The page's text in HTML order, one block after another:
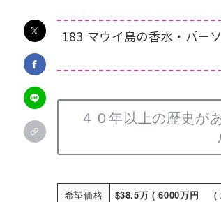
183 マウイ島の香水・パー
４０年以上の歴史が
希望価格
$38.5万 ( 6000万円 （